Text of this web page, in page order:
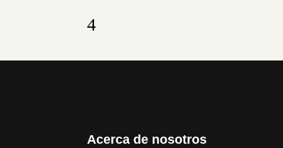
Acerca de nosotros